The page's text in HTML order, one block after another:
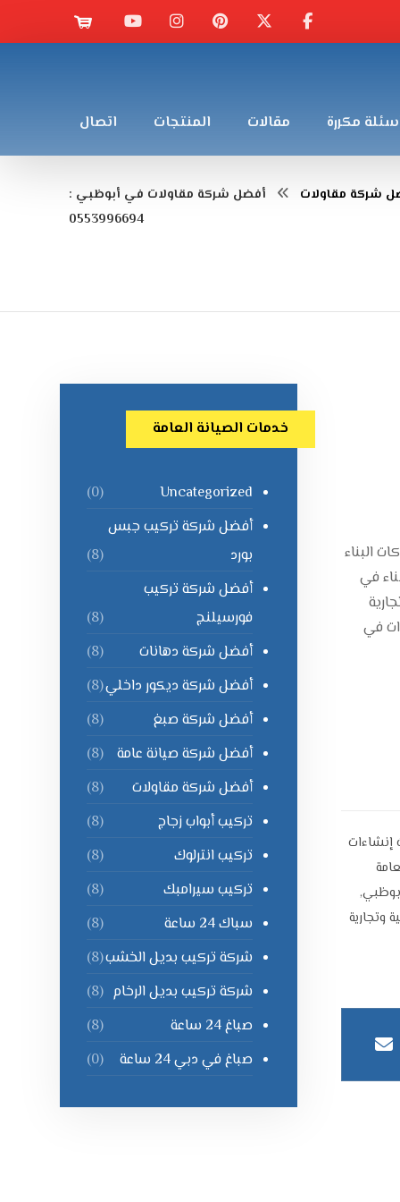
مكررة مقالات المنتجات اتصال
شركة مقاولات
أفضل شركة مقاولات في أبوظبي :
0553996694
البناء
في
في
,
وتجارية
خدمات الصيانة العامة
Uncategorized
(0)
أفضل شركة تركيب جبس
بورد
(8)
أفضل شركة تركيب
فورسيلنج
(8)
أفضل شركة دهانات
(8)
أفضل شركة ديكور داخلي(8)
أفضل شركة صبغ
(8)
أفضل شركة صيانة عامة
(8)
أفضل شركة مقاولات
(8)
تركيب أبواب زجاج
(8)
تركيب انترلوك
(8)
تركيب سيرامبك
(8)
سباك 24 ساعة
(8)
شركة تركيب بديل الخشب(8)
شركة تركيب بديل الرخام (8)
صباغ 24 ساعة
(8)
صباغ في دبي 24 ساعة
(0)